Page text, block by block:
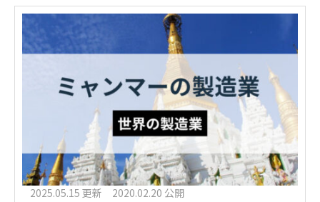
2025.05.15 更新 2020.02.20 公開